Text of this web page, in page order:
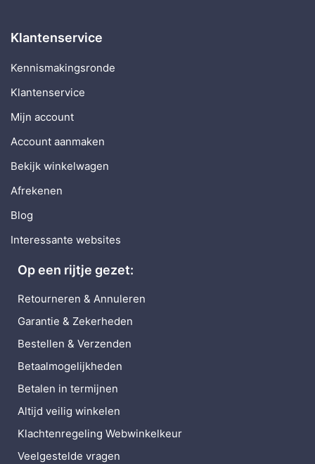
Klantenservice
Kennismakingsronde
Klantenservice
Mijn account
Account aanmaken
Bekijk winkelwagen
Afrekenen
Blog
Interessante websites
Op een rijtje gezet:
Retourneren & Annuleren
Garantie & Zekerheden
Bestellen & Verzenden
Betaalmogelijkheden
Betalen in termijnen
Altijd veilig winkelen
Klachtenregeling Webwinkelkeur
Veelgestelde vragen